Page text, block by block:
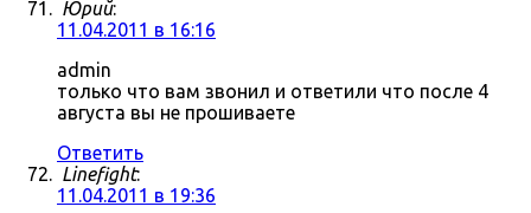
Юрий:
11.04.2011 в 16:16
admin
только что вам звонил и ответили что после 4
августа вы не прошиваете
Ответить
Linefight:
11.04.2011 в 19:36